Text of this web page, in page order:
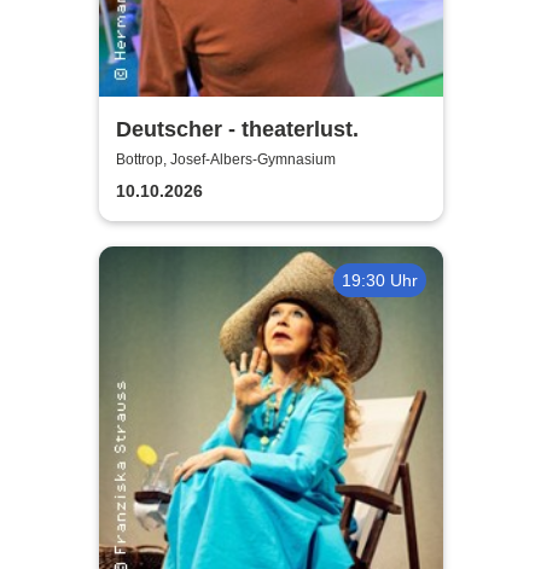
Deutscher - theaterlust.
Bottrop, Josef-Albers-Gymnasium
10.10.2026
19:30 Uhr